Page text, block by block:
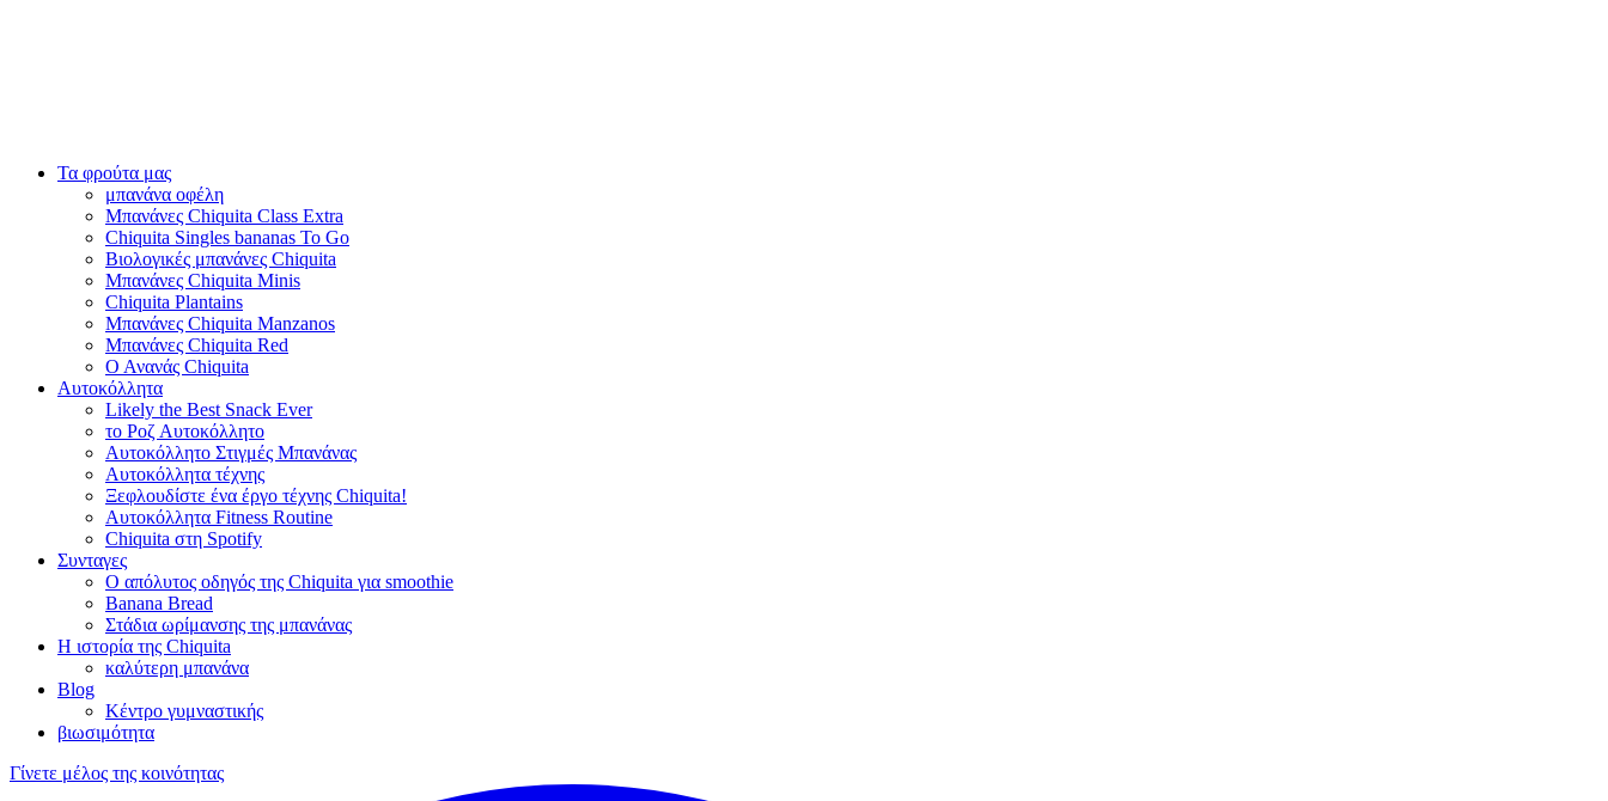
Τα φρούτα μας
μπανάνα οφέλη
Μπανάνες Chiquita Class Extra
Chiquita Singles bananas To Go
Βιολογικές μπανάνες Chiquita
Μπανάνες Chiquita Minis
Chiquita Plantains
Μπανάνες Chiquita Manzanos
Μπανάνες Chiquita Red
Ο Ανανάς Chiquita
Αυτοκόλλητα
Likely the Best Snack Ever
το Ροζ Αυτοκόλλητο
Αυτοκόλλητο Στιγμές Μπανάνας
Αυτοκόλλητα τέχνης
Ξεφλουδίστε ένα έργο τέχνης Chiquita!
Αυτοκόλλητα Fitness Routine
Chiquita στη Spotify
Συνταγες
Ο απόλυτος οδηγός της Chiquita για smoothie
Banana Bread
Στάδια ωρίμανσης της μπανάνας
Η ιστορία της Chiquita
καλύτερη μπανάνα
Blog
Κέντρο γυμναστικής
βιωσιμότητα
Γίνετε μέλος της κοινότητας